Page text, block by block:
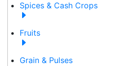
Spices & Cash Crops
Fruits
Grain & Pulses